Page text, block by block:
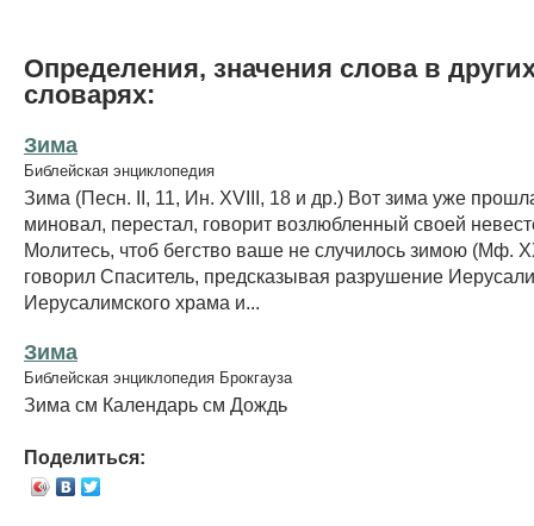
Определения, значения слова в
словарях:
Зима
Библейская энциклопедия
Зима (Песн. II, 11, Ин. ХVIII, 18 и др.) Вот зима уже
миновал, перестал, говорит возлюбленный своей
Молитесь, чтоб бегство ваше не случилось зимою (Мф.
говорил Спаситель, предсказывая разрушение
Иерусалимского храма и...
Зима
Библейская энциклопедия Брокгауза
Зима см Календарь см Дождь
Поделиться: